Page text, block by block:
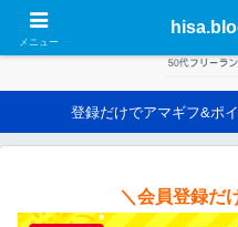
登録だけでアマギフ&ポ
＼会員登録だ
メニュー